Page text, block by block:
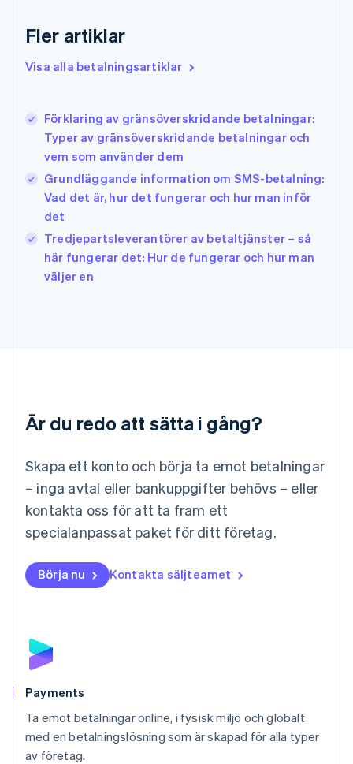
Fler artiklar
Visa alla betalningsartiklar
Förklaring av gränsöverskridande betalningar:
Typer av gränsöverskridande betalningar och
vem som använder dem
Grundläggande information om SMS-betalning:
Vad det är, hur det fungerar och hur man inför
det
Tredjepartsleverantörer av betaltjänster – så
här fungerar det: Hur de fungerar och hur man
väljer en
Är du redo att sätta i gång?
Skapa ett konto och börja ta emot betalningar
– inga avtal eller bankuppgifter behövs – eller
kontakta oss för att ta fram ett
specialanpassat paket för ditt företag.
Börja nu Kontakta säljteamet
Payments
Ta emot betalningar online, i fysisk miljö och globalt
med en betalningslösning som är skapad för alla typer
av företag.
Grekland
Hongkong SAR, Kina
English
Irland
English
Italien
Italiano English
Japan
日本語
Kanada
EnglishFrançais
Kroatien
EnglishItaliano
Malaysia
English
Mexiko
Nederländerna
NederlandsEnglish
English
Nya Zeeland
Portugal
Português
English
DeutschFrançaisItalianoEnglish
Singapore
English简体中文